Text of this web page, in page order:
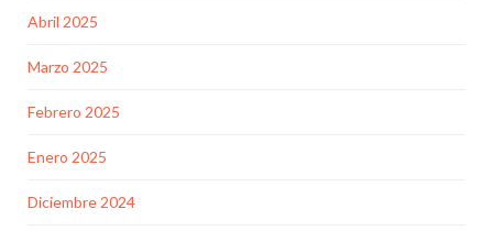
Abril 2025
Marzo 2025
Febrero 2025
Enero 2025
Diciembre 2024